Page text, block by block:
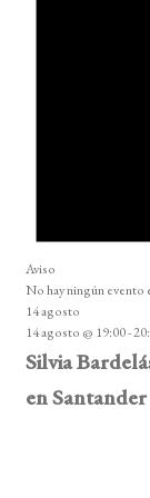
Aviso
No hay ningún evento
14 agosto
14 agosto @ 19:00-
Silvia
en Santander